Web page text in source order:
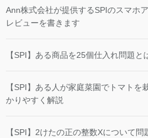
Ann株式会社が提供するSPIのスマホ
レビューを書きます
【SPI】ある商品を25個仕入れ問題と
【SPI】ある人が家庭菜園でトマト
かりやすく解説
【SPI】2けたの正の整数Xについて